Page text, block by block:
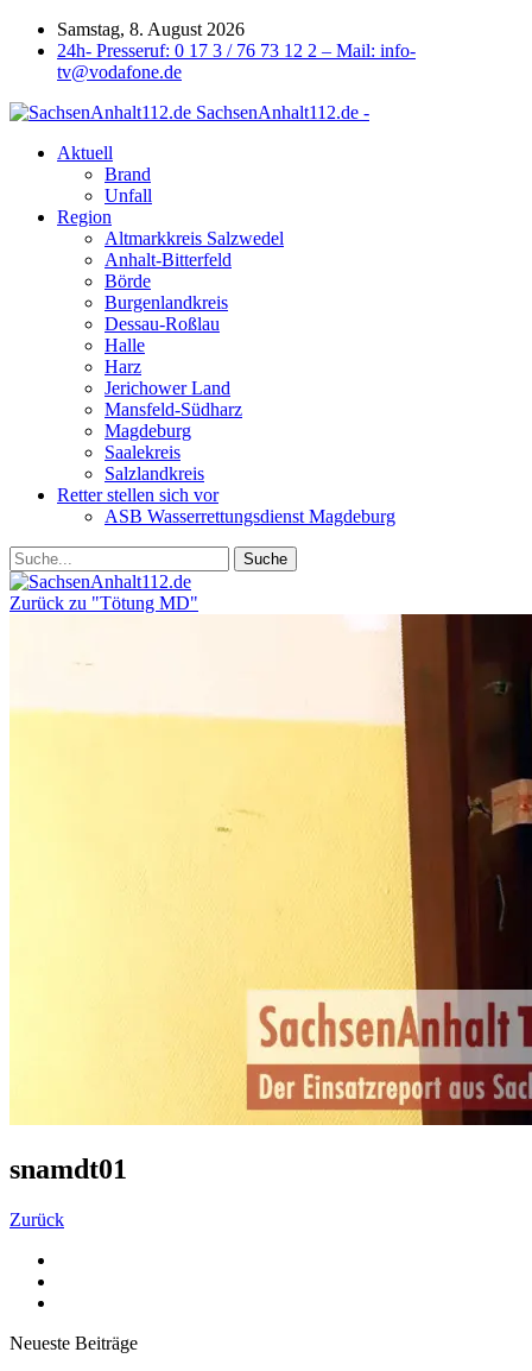
Samstag, 8. August 2026
24h- Presseruf: 0 17 3 / 76 73 12 2 – Mail: info-
tv@vodafone.de
SachsenAnhalt112.de -
Aktuell
Brand
Unfall
Region
Altmarkkreis Salzwedel
Anhalt-Bitterfeld
Börde
Burgenlandkreis
Dessau-Roßlau
Halle
Harz
Jerichower Land
Mansfeld-Südharz
Magdeburg
Saalekreis
Salzlandkreis
Retter stellen sich vor
ASB Wasserrettungsdienst Magdeburg
Zurück zu "Tötung MD"
snamdt01
Zurück
Neueste Beiträge